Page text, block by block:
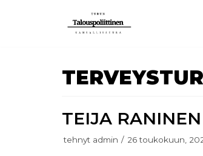
TEIJA RANINEN
tehnyt admin 26 toukokuun,